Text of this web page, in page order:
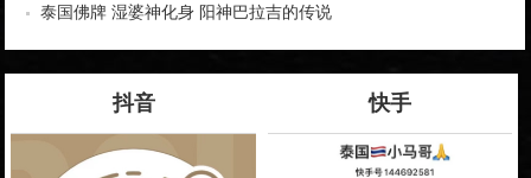
泰国佛牌 湿婆神化身 阳神巴拉吉的传说
抖音 快手